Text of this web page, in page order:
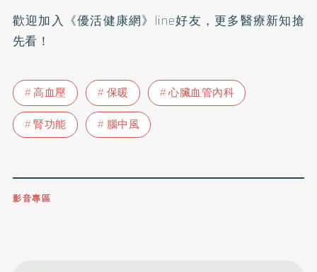
歡迎加入 《優活健康網》line好友 ，更多醫療新知搶
先看！
高血壓 保暖
心臟血管內科
腎功能
腦中風
影音專區